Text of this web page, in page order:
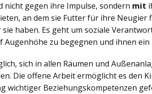
nicht gegen ihre Impulse, sondern mit
an dem sie Futter für ihre Neugier
haben. Es geht um soziale
zu begegnen und ihnen
sich in allen Räumen und
Die offene Arbeit ermöglicht es den
wichtiger Beziehungskompetenzen